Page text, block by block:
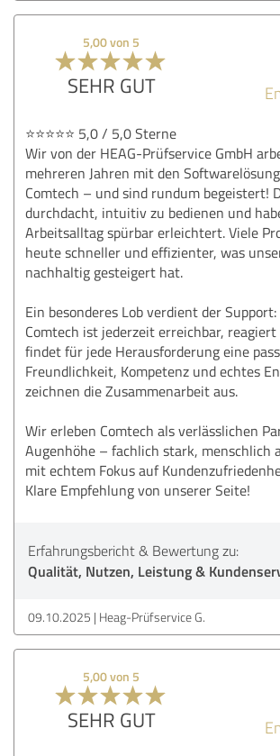
5,00 von 5
SEHR GUT
⭐️⭐️⭐️⭐️⭐️ 5,0 / 5,0 Sterne
Wir von der HEAG-Prüfservice GmbH
mehreren Jahren mit den
Comtech – und sind rundum begeistert!
durchdacht, intuitiv zu bedienen und
Arbeitsalltag spürbar erleichtert. Viele
heute schneller und effizienter, was
nachhaltig gesteigert hat.
Ein besonderes Lob verdient der Support:
Comtech ist jederzeit erreichbar,
findet für jede Herausforderung eine
Freundlichkeit, Kompetenz und echtes
zeichnen die Zusammenarbeit aus.
Wir erleben Comtech als verlässlichen
Augenhöhe – fachlich stark, menschlich
mit echtem Fokus auf
Klare Empfehlung von unserer Seite!
Erfahrungsbericht & Bewertung zu:
Qualität, Nutzen, Leistung &
09.10.2025 Heag-Prüfservice G.
5,00 von 5
SEHR GUT